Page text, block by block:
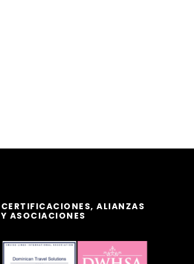
CERTIFICACIONES, ALIANZAS
Y ASOCIACIONES